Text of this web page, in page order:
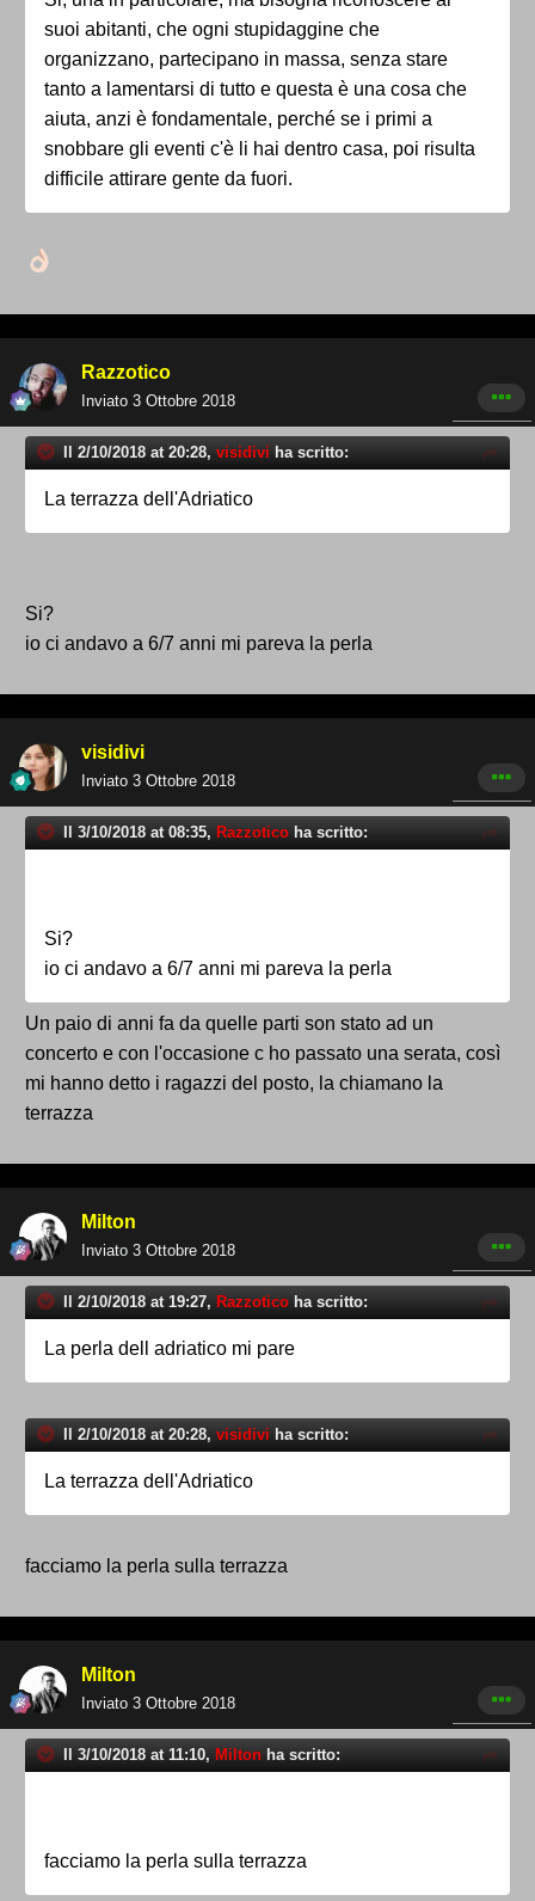
suoi abitanti, che ogni stupidaggine che
organizzano, partecipano in massa, senza stare
tanto a lamentarsi di tutto e questa è una cosa che
aiuta, anzi è fondamentale, perché se i primi a
snobbare gli eventi c'è li hai dentro casa, poi risulta
difficile attirare gente da fuori.
Razzotico
Inviato 3 Ottobre 2018
Il 2/10/2018 at 20:28, visidivi ha scritto:
La terrazza dell'Adriatico
Si?
io ci andavo a 6/7 anni mi pareva la perla
visidivi
Inviato 3 Ottobre 2018
Il 3/10/2018 at 08:35, Razzotico ha scritto:
Si?
io ci andavo a 6/7 anni mi pareva la perla
Un paio di anni fa da quelle parti son stato ad un
concerto e con l'occasione c ho passato una serata, così
mi hanno detto i ragazzi del posto, la chiamano la
terrazza
Milton
Inviato 3 Ottobre 2018
Il 2/10/2018 at 19:27, Razzotico ha scritto:
La perla dell adriatico mi pare
Il 2/10/2018 at 20:28, visidivi ha scritto:
La terrazza dell'Adriatico
facciamo la perla sulla terrazza
Milton
Inviato 3 Ottobre 2018
Il 3/10/2018 at 11:10, Milton ha scritto:
facciamo la perla sulla terrazza